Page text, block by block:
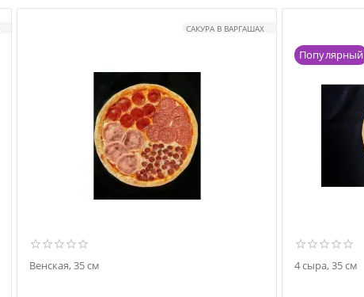
САКУРА В ВАРГАШАХ
Венская, 35 см
Популярный
4 сыра, 35 см